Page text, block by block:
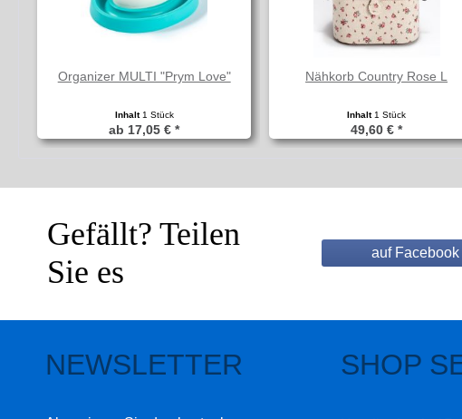
Organizer MULTI "Prym Love"
Inhalt 1 Stück
ab 17,05 € *
Nähkorb Country Rose L
Inhalt 1 Stück
49,60 € *
Gefällt? Teilen
Sie es
auf Facebook
NEWSLETTER SHOP